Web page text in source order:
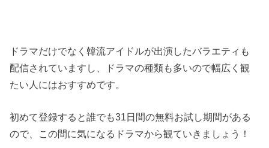
ドラマだけでなく韓流アイドルが出演したバラエティも
配信されていますし、ドラマの種類も多いので幅広く観
たい人にはおすすめです。
初めて登録すると誰でも31日間の無料お試し期間がある
ので、この間に気になるドラマから観ていきましょう！